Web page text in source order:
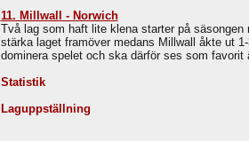
11. Millwall - Norwich
Två lag som haft lite klena starter på
stärka laget framöver medans Millwall åkte ut
dominera spelet och ska därför ses som
Statistik
Laguppställning